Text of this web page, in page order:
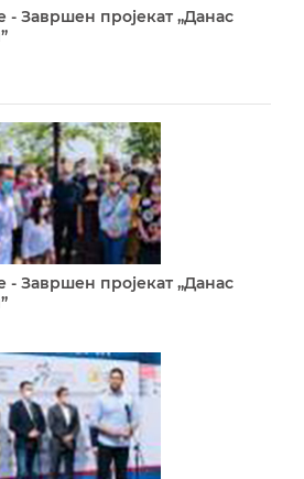
- Завршен пројекат „Данас
- Завршен пројекат „Данас